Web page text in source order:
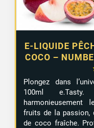
E-LIQUIDE
COCO –
Plongez dans
100ml
harmonieusement
fruits de la passion,
de coco fraîche.